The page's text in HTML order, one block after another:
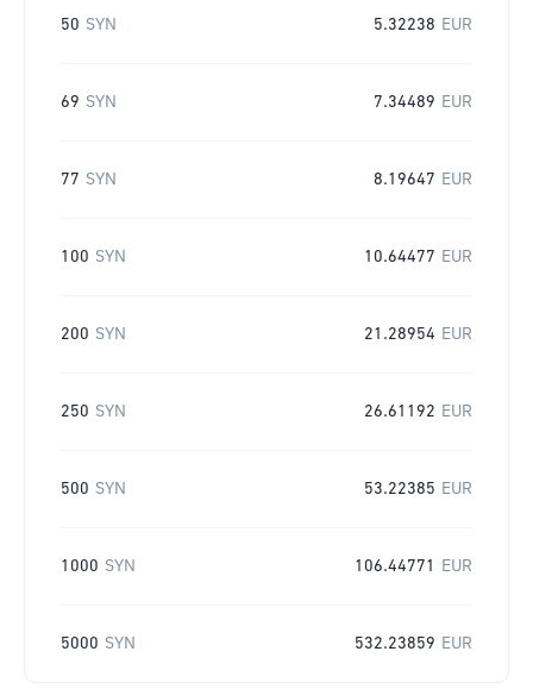
50 SYN 5.32238 EUR
69 SYN 7.34489 EUR
77 SYN 8.19647 EUR
100 SYN 10.64477 EUR
200 SYN 21.28954 EUR
250 SYN 26.61192 EUR
500 SYN 53.22385 EUR
1000 SYN 106.44771 EUR
5000 SYN 532.23859 EUR